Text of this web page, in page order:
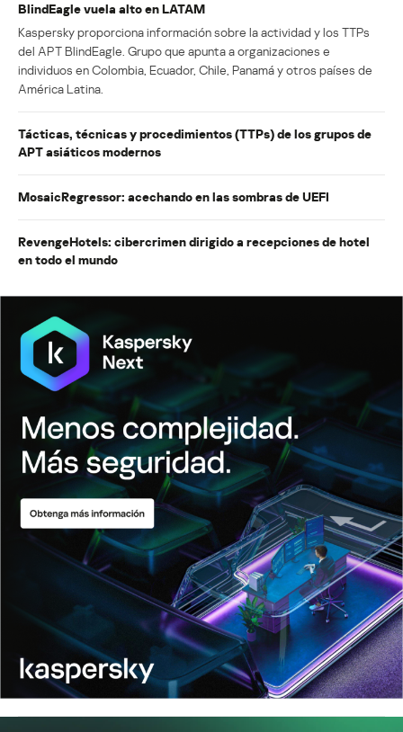
BlindEagle vuela alto en LATAM
Kaspersky proporciona información sobre la actividad y los TTPs
del APT BlindEagle. Grupo que apunta a organizaciones e
individuos en Colombia, Ecuador, Chile, Panamá y otros países de
América Latina.
Tácticas, técnicas y procedimientos (TTPs) de los grupos de
APT asiáticos modernos
MosaicRegressor: acechando en las sombras de UEFI
RevengeHotels: cibercrimen dirigido a recepciones de hotel
en todo el mundo